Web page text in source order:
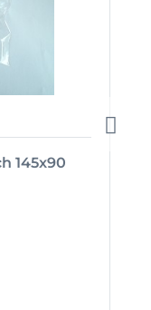
145x90